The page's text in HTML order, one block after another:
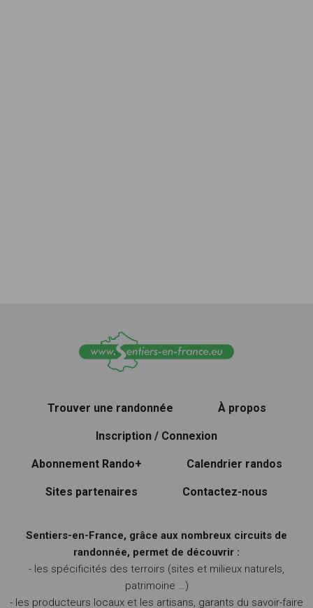
Trouver une randonnée À propos
Inscription / Connexion
Abonnement Rando+ Calendrier randos
Sites partenaires Contactez-nous
Sentiers-en-France, grâce aux nombreux circuits de
randonnée, permet de découvrir :
- les spécificités des terroirs (sites et milieux naturels,
patrimoine …)
- les producteurs locaux et les artisans, garants du savoir-faire